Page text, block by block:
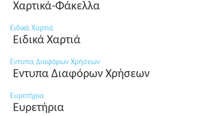
Χαρτικά-Φάκελλα
Ειδικά Χαρτιά
Ειδικά Χαρτιά
Εντυπα Διαφόρων Χρήσεων
Εντυπα Διαφόρων Χρήσεων
Ευρετήρια
Ευρετήρια